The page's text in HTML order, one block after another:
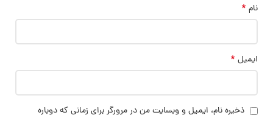
نام *
ایمیل *
ذخیره نام، ایمیل و وبسایت من در مرورگر برای زمانی که دوباره